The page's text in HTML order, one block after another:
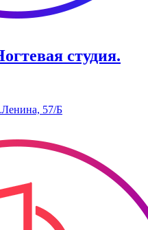
студия.
57/Б